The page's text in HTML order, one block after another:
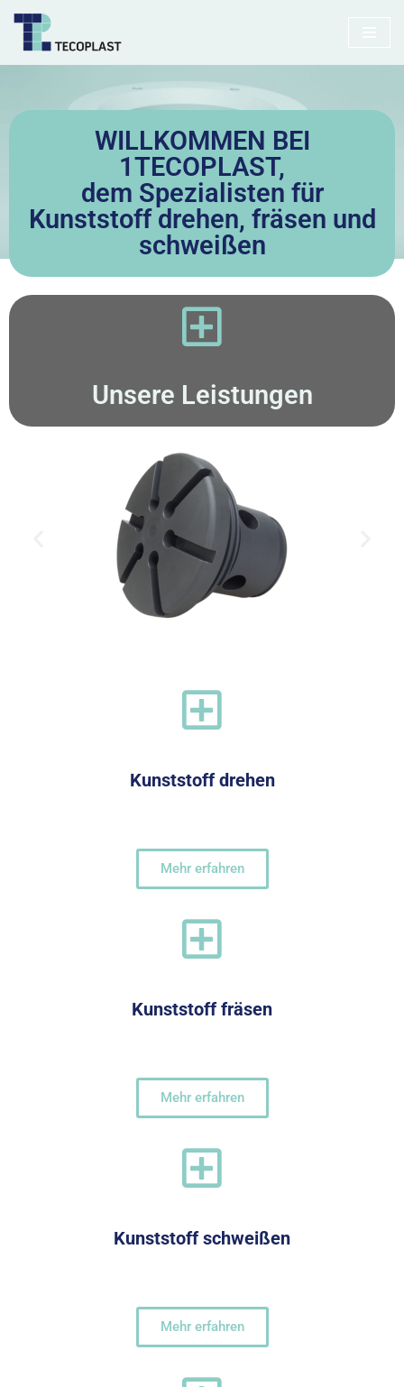
Zum
Inhalt
WILLKOMMEN BEI
1TECOPLAST,
dem Spezialisten für
Kunststoff drehen, fräsen und
schweißen
Unsere Leistungen
Kunststoff drehen
Mehr erfahren
Kunststoff fräsen
Mehr erfahren
Kunststoff schweißen
Mehr erfahren